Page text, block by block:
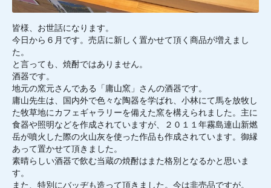
皆様、お世話になります。
今日から６月です。売店に新しく置かせて頂く商品が増えまし
た。
と言っても、焼酎ではありません。
酒器です。
地元の窯元さんである「庸山窯」さんの酒器です。
庸山先生は、国内外で色々な陶器を学ばれ、小林にて馬を放牧し
た牧草地にカフェギャラリーを備えた窯を構えられました。主に
食器や照明などを作成されていますが、２０１１年霧島連山新燃
岳が噴火した際の火山灰を使った作品も作成されています。御縁
あって置かせて頂きました。
素晴らしい酒器で飲む当蔵の焼酎はまた格別となるかと思いま
す。
また、特別にバッヂも造って頂きました。今は非売品ですが。